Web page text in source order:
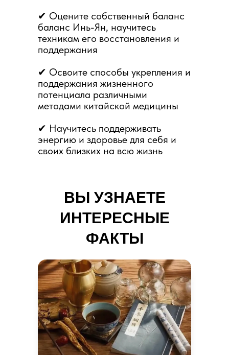
✔ Оцените собственный баланс
баланс Инь-Ян, научитесь
техникам его восстановления и
поддержания
✔ Освоите способы укрепления и
поддержания жизненного
потенциала различными
методами китайской медицины
✔ Научитесь поддерживать
энергию и здоровье для себя и
своих близких на всю жизнь
ВЫ УЗНАЕТЕ
ИНТЕРЕСНЫЕ
ФАКТЫ